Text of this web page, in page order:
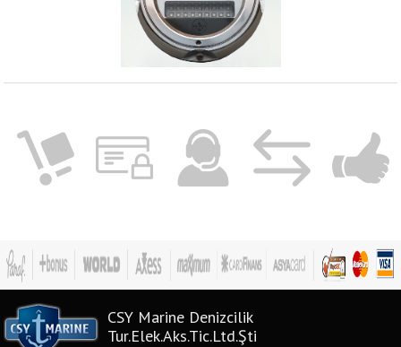
CSY Marine Denizcilik
Tur.Elek.Aks.Tic.Ltd.Şti